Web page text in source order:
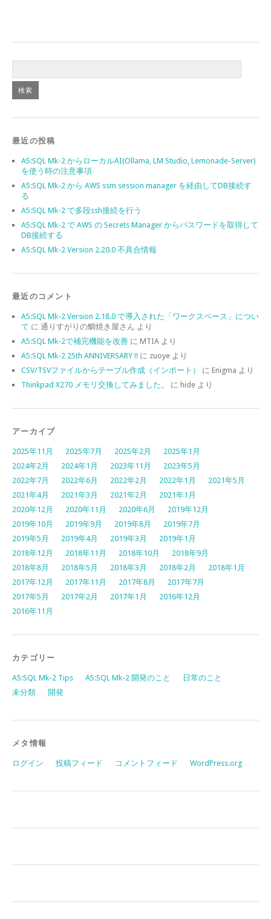
最近の投稿
A5:SQL Mk-2 からローカルAI(Ollama, LM Studio, Lemonade-Server)
を使う時の注意事項
A5:SQL Mk-2 から AWS ssm session manager を経由してDB接続す
る
A5:SQL Mk-2 で多段ssh接続を行う
A5:SQL Mk-2 で AWS の Secrets Manager からパスワードを取得して
DB接続する
A5:SQL Mk-2 Version 2.20.0 不具合情報
最近のコメント
A5:SQL Mk-2 Version 2.18.0 で導入された「ワークスペース」につい
て に 通りすがりの鯛焼き屋さん より
A5:SQL Mk-2で補完機能を改善 に MTIA より
A5:SQL Mk-2 25th ANNIVERSARY !! に zuoye より
CSV/TSVファイルからテーブル作成（インポート）
に Enigma より
Thinkpad X270 メモリ交換してみました。
に hide より
アーカイブ
2025年11月 2025年7月 2025年2月
2025年1月
2024年2月
2024年1月 2023年11月
2023年5月
2022年7月
2022年6月 2022年2月 2022年1月
2021年5月
2021年4月
2021年3月 2021年2月
2021年1月
2020年12月
2020年11月 2020年6月
2019年12月
2019年10月
2019年9月 2019年8月
2019年7月
2019年5月
2019年4月 2019年3月
2019年1月
2018年12月
2018年11月 2018年10月
2018年9月
2018年8月
2018年5月 2018年3月 2018年2月
2018年1月
2017年12月
2017年11月 2017年8月
2017年7月
2017年5月
2017年2月 2017年1月
2016年12月
2016年11月
カテゴリー
A5:SQL Mk-2 Tips A5:SQL Mk-2 開発のこと
日常のこと
未分類
開発
メタ情報
ログイン 投稿フィード コメントフィード WordPress.org